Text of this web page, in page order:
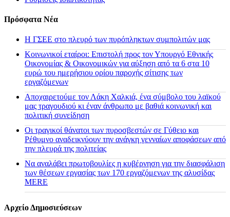
Πρόσφατα Νέα
H ΓΣΕΕ στο πλευρό των πυρόπληκτων συμπολιτών μας
Κοινωνικοί εταίροι: Επιστολή προς τον Υπουργό Εθνικής
Οικονομίας & Οικονομικών για αύξηση από τα 6 στα 10
ευρώ του ημερήσιου ορίου παροχής σίτισης των
εργαζόμενων
Αποχαιρετούμε τον Λάκη Χαλκιά, ένα σύμβολο του λαϊκού
μας τραγουδιού κι έναν άνθρωπο με βαθιά κοινωνική και
πολιτική συνείδηση
Οι τραγικοί θάνατοι των πυροσβεστών σε Γύθειο και
Ρέθυμνο αναδεικνύουν την ανάγκη γενναίων αποφάσεων από
την πλευρά της πολιτείας
Να αναλάβει πρωτοβουλίες η κυβέρνηση για την διασφάλιση
των θέσεων εργασίας των 170 εργαζόμενων της αλυσίδας
MERE
Αρχείο Δημοσιεύσεων